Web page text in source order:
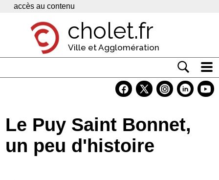
Panneau de gestion des cookies
accès au contenu
cholet.fr
Ville et Agglomération
Economie
Services
Le Puy Saint Bonnet,
un peu d'histoire